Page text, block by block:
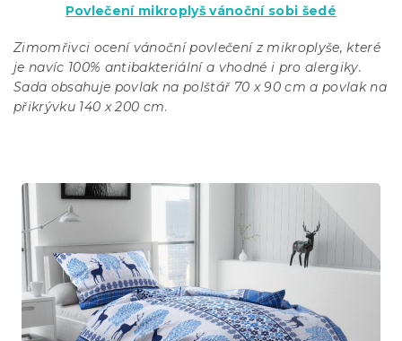
Povlečení mikroplyš vánoční sobi šedé
Zimomřivci ocení vánoční povlečení z mikroplyše, které
je navíc 100% antibakteriální a vhodné i pro alergiky.
Sada obsahuje povlak na polštář 70 x 90 cm a povlak na
přikrývku 140 x 200 cm.